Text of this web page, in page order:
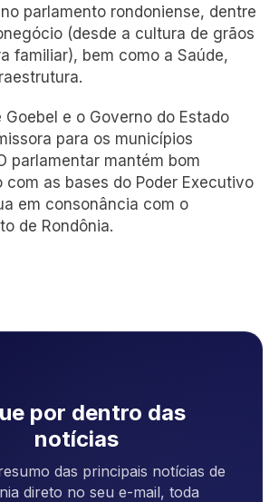
parlamento rondoniense, dentre
(desde a cultura de grãos
familiar), bem como a Saúde,
e o Governo do Estado
para os municípios
parlamentar mantém bom
com as bases do Poder Executivo
em consonância com o
de Rondônia.
por dentro das
notícias
das principais notícias de
direto no seu e-mail, toda